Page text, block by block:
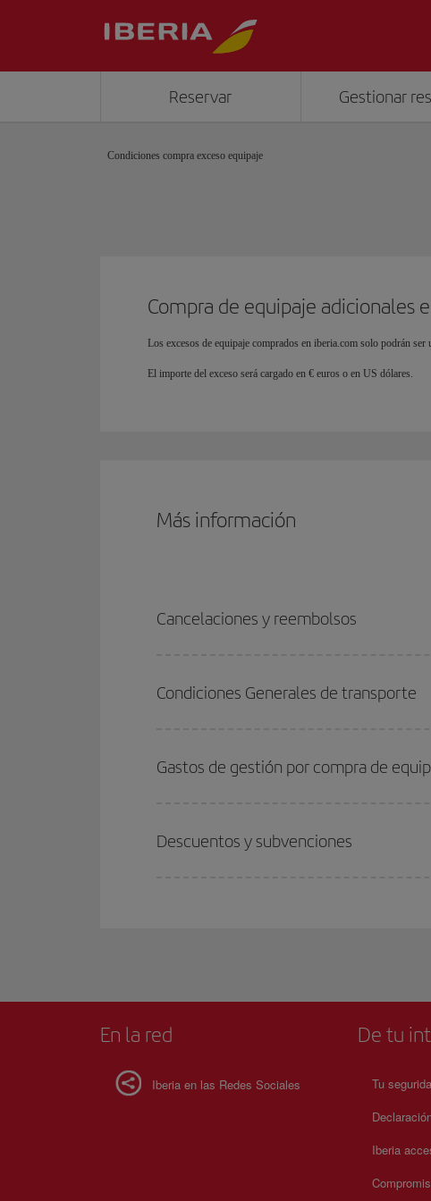
Reservar Gestionar
Condiciones compra exceso equipaje
Compra de equipaje adicionales
Los excesos de equipaje comprados en iberia.com solo podrán
El importe del exceso será cargado en € euros o en US dólares.
Más información
Cancelaciones y reembolsos
Condiciones Generales de transporte
Gastos de gestión por compra de
Descuentos y subvenciones
En la red
Iberia en las Redes Sociales
De tu
Tu
Iberia